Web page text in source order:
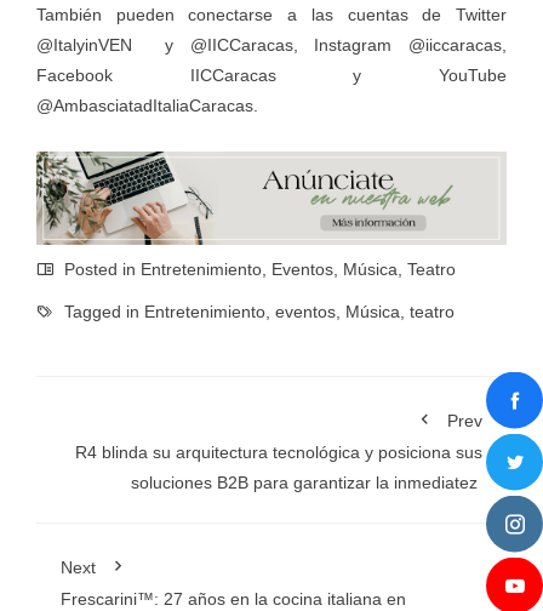
También pueden conectarse a las cuentas de Twitter
@ItalyinVEN y @IICCaracas, Instagram @iiccaracas,
Facebook IICCaracas y YouTube
@AmbasciatadItaliaCaracas.
Posted in Entretenimiento, Eventos, Música, Teatro
Tagged in Entretenimiento, eventos, Música, teatro
Prev
R4 blinda su arquitectura tecnológica y posiciona sus
soluciones B2B para garantizar la inmediatez
Next
Frescarini™: 27 años en la cocina italiana en